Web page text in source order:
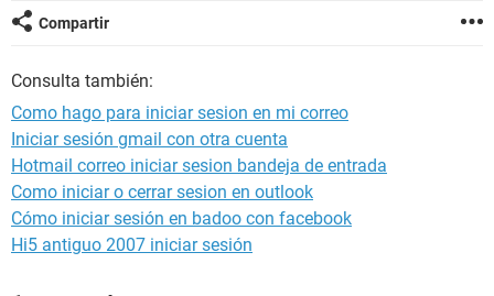
Compartir
Consulta también:
Como hago para iniciar sesion en mi correo
Iniciar sesión gmail con otra cuenta
Hotmail correo iniciar sesion bandeja de entrada
Como iniciar o cerrar sesion en outlook
Cómo iniciar sesión en badoo con facebook
Hi5 antiguo 2007 iniciar sesión